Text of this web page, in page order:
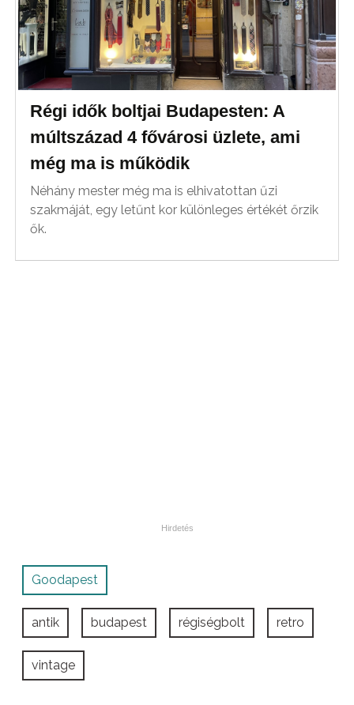
Régi idők boltjai Budapesten: A
múltszázad 4 fővárosi üzlete, ami
még ma is működik
Néhány mester még ma is elhivatottan űzi
szakmáját, egy letűnt kor különleges értékét őrzik
ők.
Goodapest
antik budapest régiségbolt retro
vintage